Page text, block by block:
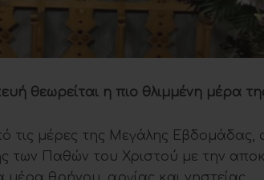
θεωρείται η πιο θλιμμένη μέρα
τις μέρες της Μεγάλης Εβδομάδας,
των Παθών του Χριστού με την